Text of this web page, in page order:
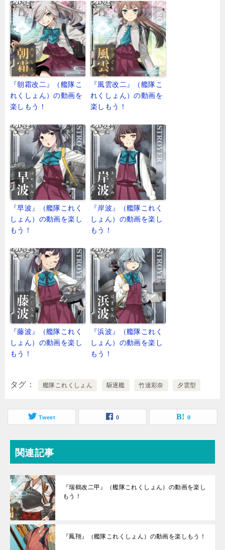
『朝霜改二』（艦隊こ
れくしょん）の動画を
楽しもう！
『風雲改二』（艦隊こ
れくしょん）の動画を
楽しもう！
『早波』（艦隊これく
しょん）の動画を楽し
もう！
『岸波』（艦隊これく
しょん）の動画を楽し
もう！
『藤波』（艦隊これく
しょん）の動画を楽し
もう！
『浜波』（艦隊これく
しょん）の動画を楽し
もう！
タグ 艦隊これくしょん 駆逐艦 竹達彩奈 夕雲型
Tweet 0 0
関連記事
『瑞鶴改二甲』（艦隊これくしょん）の動画を楽し
もう！
『鳳翔』（艦隊これくしょん）の動画を楽しもう！